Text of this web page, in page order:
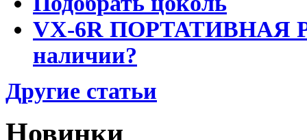
VX-6R ПОРТАТИВНАЯ
наличии?
Другие статьи
Новинки